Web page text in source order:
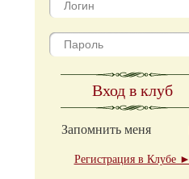
Вход в клуб
Запомнить меня
Регистрация в Клубе ►